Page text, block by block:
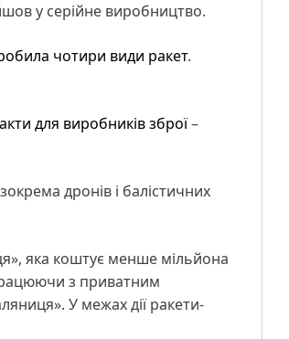
у серійне виробництво.
чотири види ракет.
для виробників зброї–
дронів і балістичних
яка коштує менше мільйона
з приватним
У межах дії ракети-